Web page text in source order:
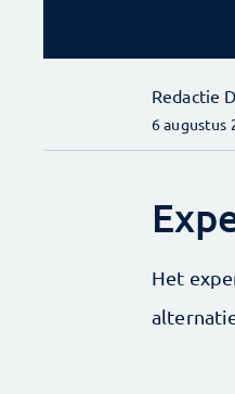
Redactie
6 augustus
Het